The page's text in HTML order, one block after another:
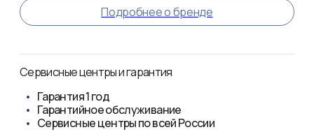
Подробнее о бренде
Сервисные центры и гарантия
Гарантия1 год
Гарантийное обслуживание
Сервисные центры по всей России